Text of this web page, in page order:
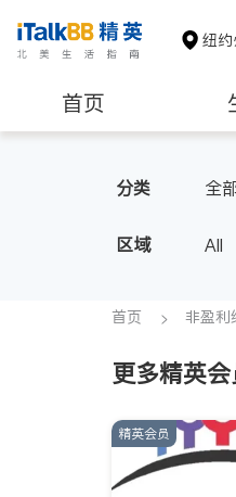
纽约
首页
分类 全
区域 All
首页 非盈利
更多精英
精英会员